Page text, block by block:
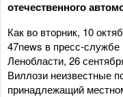
отечественного
Как во вторник, 10
47news в пресс-
Ленобласти, 26
Виллози неизвестные
принадлежащий